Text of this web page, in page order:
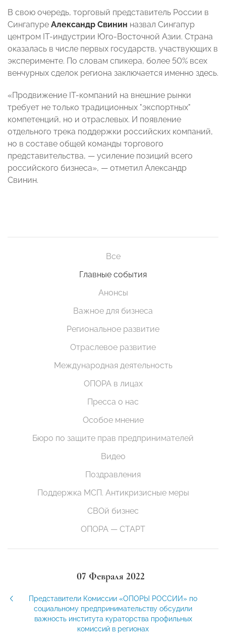
В свою очередь, торговый представитель России в
Сингапуре Александр Свинин назвал Сингапур
центром IT-индустрии Юго-Восточной Азии. Страна
оказалась в числе первых государств, участвующих в
эксперименте. По словам спикера, более 50% всех
венчурных сделок региона заключается именно здесь.
«Продвижение IT-компаний на внешние рынки
требует не только традиционных "экспортных"
компетенций, но и отраслевых. И появление
отдельного трека поддержки российских компаний,
но в составе общей команды торгового
представительства, — усиление позиций всего
российского бизнеса», — отметил Александр
Свинин.
Все
Главные события
Анонсы
Важное для бизнеса
Региональное развитие
Отраслевое развитие
Международная деятельность
ОПОРА в лицах
Пресса о нас
Особое мнение
Бюро по защите прав предпринимателей
Видео
Поздравления
Поддержка МСП. Антикризисные меры
СВОй бизнес
ОПОРА — СТАРТ
07 Февраля 2022
Представители Комиссии «ОПОРЫ РОССИИ» по
социальному предпринимательству обсудили
важность института кураторства профильных
комиссий в регионах